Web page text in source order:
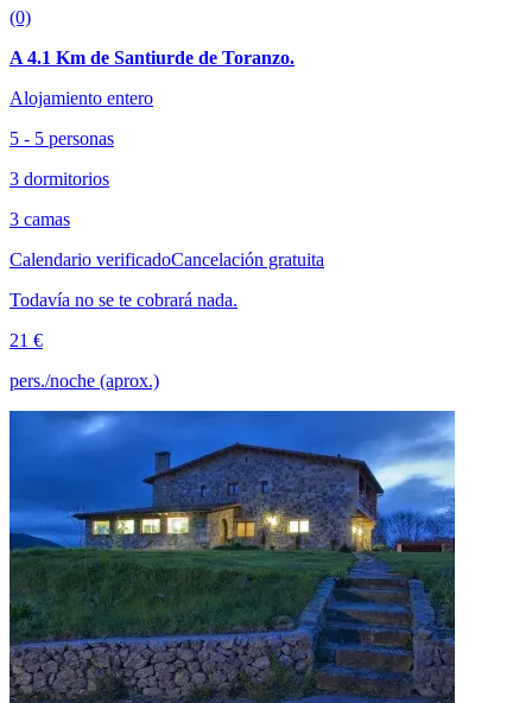
(0)
A 4.1 Km de Santiurde de Toranzo.
Alojamiento entero
5 - 5 personas
3 dormitorios
3 camas
Calendario verificadoCancelación gratuita
Todavía no se te cobrará nada.
21 €
pers./noche (aprox.)